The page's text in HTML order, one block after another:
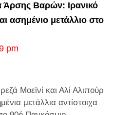
Βαρών: Ιρανικό
ασημένιο μετάλλιο στο
pm
Μοεϊνί και Αλί Αλιπούρ
μετάλλια αντίστοιχα